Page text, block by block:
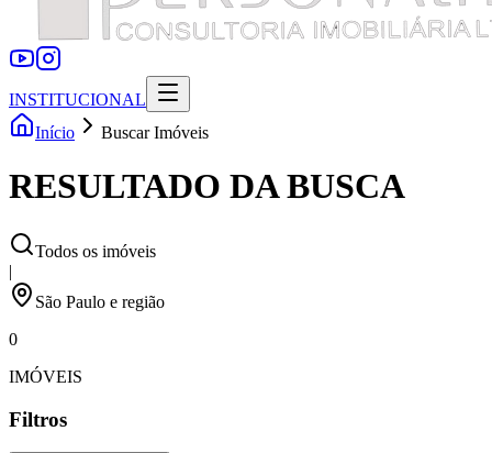
INSTITUCIONAL
Início
Buscar Imóveis
RESULTADO DA BUSCA
Todos os imóveis
|
São Paulo e região
0
IMÓVEIS
Filtros